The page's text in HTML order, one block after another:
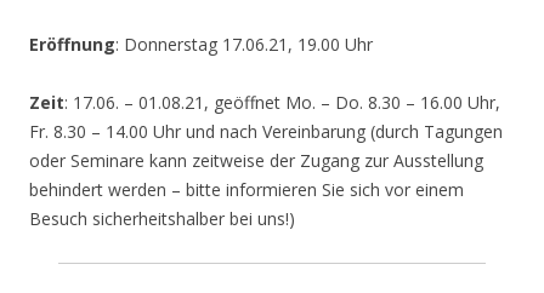
Eröffnung: Donnerstag 17.06.21, 19.00 Uhr
Zeit: 17.06. – 01.08.21, geöffnet Mo. – Do. 8.30 – 16.00 Uhr,
Fr. 8.30 – 14.00 Uhr und nach Vereinbarung (durch Tagungen
oder Seminare kann zeitweise der Zugang zur Ausstellung
behindert werden – bitte informieren Sie sich vor einem
Besuch sicherheitshalber bei uns!)